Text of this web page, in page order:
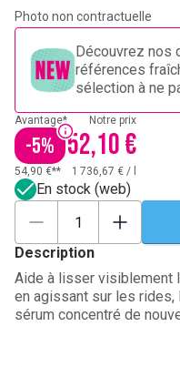
Photo non contractuelle
Découvrez nos
références
sélection à ne
Avantage*
-5%
Notre prix
52,10 €
54,90 €** 1 736,67 € /
En stock (web)
Description
Aide à lisser visiblement
en agissant sur les
sérum concentré de